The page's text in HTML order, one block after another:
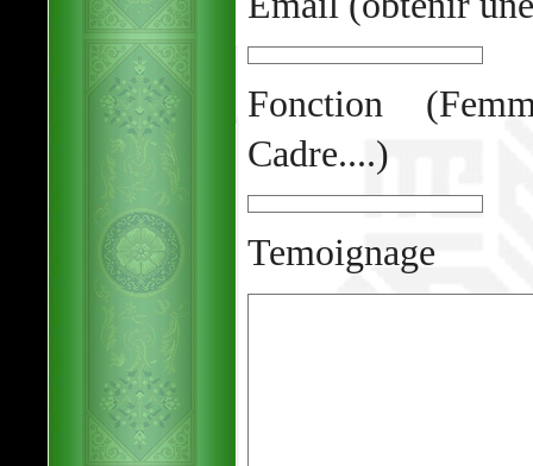
Fonction
Cadre....)
Temoignage